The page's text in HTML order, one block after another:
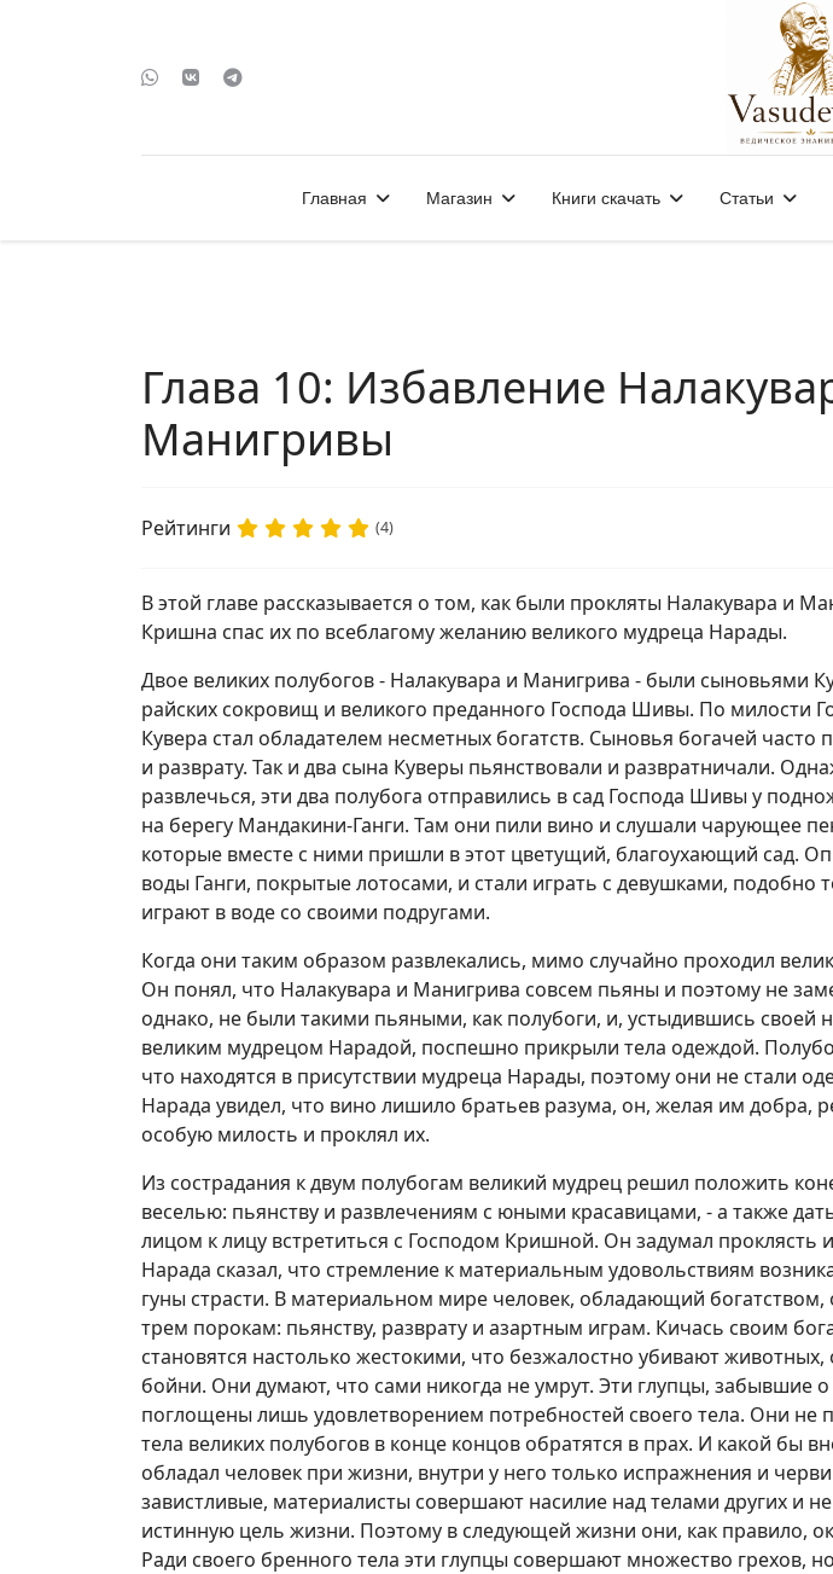
Главная Магазин Книги скачать Статьи
Глава 10: Избавление
Манигривы
Рейтинги (4)
В этой главе рассказывается о том, как были прокляты Налакувара и
Кришна спас их по всеблагому желанию великого мудреца Нарады.
Двое великих полубогов - Налакувара и Манигрива - были сыновьями
райских сокровищ и великого преданного Господа Шивы. По милости
Кувера стал обладателем несметных богатств. Сыновья богачей часто
и разврату. Так и два сына Куверы пьянствовали и развратничали.
развлечься, эти два полубога отправились в сад Господа Шивы у
на берегу Мандакини-Ганги. Там они пили вино и слушали чарующее
которые вместе с ними пришли в этот цветущий, благоухающий сад.
воды Ганги, покрытые лотосами, и стали играть с девушками, подобно
играют в воде со своими подругами.
Когда они таким образом развлекались, мимо случайно проходил
Он понял, что Налакувара и Манигрива совсем пьяны и поэтому не
однако, не были такими пьяными, как полубоги, и, устыдившись своей
великим мудрецом Нарадой, поспешно прикрыли тела одеждой.
что находятся в присутствии мудреца Нарады, поэтому они не стали
Нарада увидел, что вино лишило братьев разума, он, желая им добра,
особую милость и проклял их.
Из сострадания к двум полубогам великий мудрец решил положить
веселью: пьянству и развлечениям с юными красавицами, - а также
лицом к лицу встретиться с Господом Кришной. Он задумал проклясть
Нарада сказал, что стремление к материальным удовольствиям
гуны страсти. В материальном мире человек, обладающий
трем порокам: пьянству, разврату и азартным играм. Кичась своим
становятся настолько жестокими, что безжалостно убивают животных,
бойни. Они думают, что сами никогда не умрут. Эти глупцы, забывшие
поглощены лишь удовлетворением потребностей своего тела. Они не
тела великих полубогов в конце концов обратятся в прах. И какой бы
обладал человек при жизни, внутри у него только испражнения и
завистливые, материалисты совершают насилие над телами других и
истинную цель жизни. Поэтому в следующей жизни они, как правило,
Ради своего бренного тела эти глупцы совершают множество грехов,